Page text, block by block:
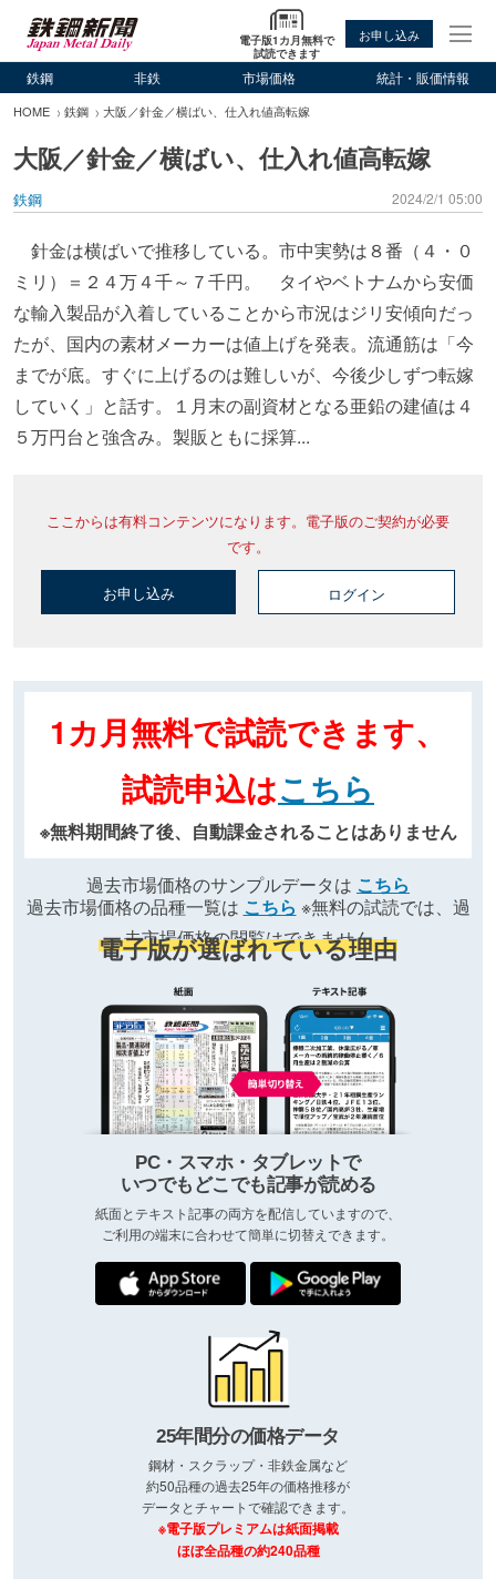
電子版1カ月無料で
試読できます
お申し込み
鉄鋼 非鉄 市場価格 統計・販価情報
HOME 鉄鋼 大阪／針金／横ばい、仕入れ値高転嫁
大阪／針金／横ばい、仕入れ値高転嫁
鉄鋼 2024/2/1 05:00
針金は横ばいで推移している。市中実勢は８番（４・０
ミリ）＝２４万４千～７千円。 タイやベトナムから安価
な輸入製品が入着していることから市況はジリ安傾向だっ
たが、国内の素材メーカーは値上げを発表。流通筋は「今
までが底。すぐに上げるのは難しいが、今後少しずつ転嫁
していく」と話す。１月末の副資材となる亜鉛の建値は４
５万円台と強含み。製販ともに採算...
ここからは有料コンテンツになります。電子版のご契約が必要
です。
お申し込み ログイン
1カ月無料で試読できます、
試読申込はこちら
※無料期間終了後、自動課金されることはありません
過去市場価格のサンプルデータは こちら
過去市場価格の品種一覧は こちら ※無料の試読では、過
去市場価格の閲覧はできません
電子版が選ばれている理由
PC・スマホ・タブレットで
いつでもどこでも記事が読める
紙面とテキスト記事の両方を配信していますので、
ご利用の端末に合わせて簡単に切替えできます。
25年間分の価格データ
鋼材・スクラップ・非鉄金属など
約50品種の過去25年の価格推移が
データとチャートで確認できます。
※電子版プレミアムは紙面掲載
ほぼ全品種の約240品種